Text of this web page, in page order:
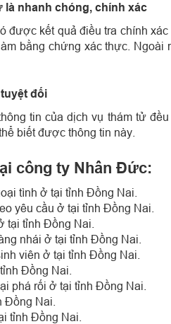
là nhanh chóng, chính xác
được kết quả điều tra chính
bằng chứng xác thực. Ngoài
đối
tin của dịch vụ thám tử
biết được thông tin này.
công ty Nhân Đức:
tình ở tại tỉnh Đồng Nai.
yêu cầu ở tại tỉnh Đồng Nai.
tại tỉnh Đồng Nai.
nhái ở tại tỉnh Đồng Nai.
viên ở tại tỉnh Đồng Nai.
Đồng Nai.
phá rối ở tại tỉnh Đồng Nai.
Đồng Nai.
tỉnh Đồng Nai.